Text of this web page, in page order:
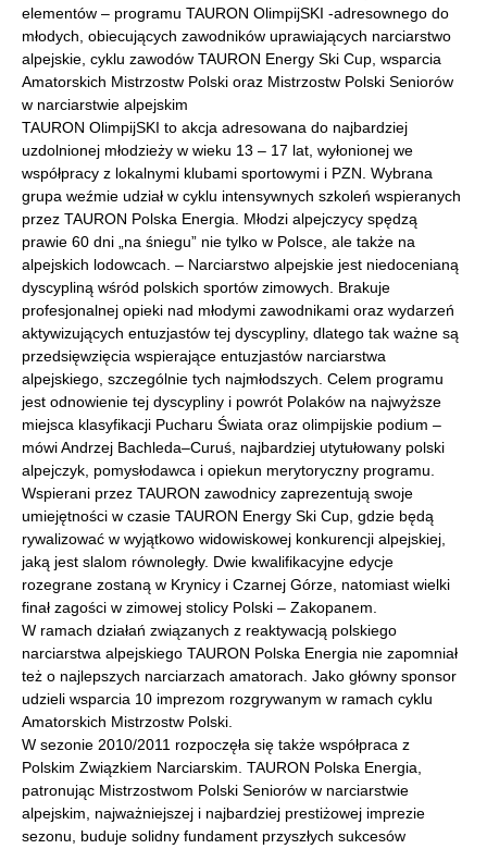
elementów – programu TAURON OlimpijSKI -adresownego do
młodych, obiecujących zawodników uprawiających narciarstwo
alpejskie, cyklu zawodów TAURON Energy Ski Cup, wsparcia
Amatorskich Mistrzostw Polski oraz Mistrzostw Polski Seniorów
w narciarstwie alpejskim
TAURON OlimpijSKI to akcja adresowana do najbardziej
uzdolnionej młodzieży w wieku 13 – 17 lat, wyłonionej we
współpracy z lokalnymi klubami sportowymi i PZN. Wybrana
grupa weźmie udział w cyklu intensywnych szkoleń wspieranych
przez TAURON Polska Energia. Młodzi alpejczycy spędzą
prawie 60 dni „na śniegu” nie tylko w Polsce, ale także na
alpejskich lodowcach. – Narciarstwo alpejskie jest niedocenianą
dyscypliną wśród polskich sportów zimowych. Brakuje
profesjonalnej opieki nad młodymi zawodnikami oraz wydarzeń
aktywizujących entuzjastów tej dyscypliny, dlatego tak ważne są
przedsięwzięcia wspierające entuzjastów narciarstwa
alpejskiego, szczególnie tych najmłodszych. Celem programu
jest odnowienie tej dyscypliny i powrót Polaków na najwyższe
miejsca klasyfikacji Pucharu Świata oraz olimpijskie podium –
mówi Andrzej Bachleda–Curuś, najbardziej utytułowany polski
alpejczyk, pomysłodawca i opiekun merytoryczny programu.
Wspierani przez TAURON zawodnicy zaprezentują swoje
umiejętności w czasie TAURON Energy Ski Cup, gdzie będą
rywalizować w wyjątkowo widowiskowej konkurencji alpejskiej,
jaką jest slalom równoległy. Dwie kwalifikacyjne edycje
rozegrane zostaną w Krynicy i Czarnej Górze, natomiast wielki
finał zagości w zimowej stolicy Polski – Zakopanem.
W ramach działań związanych z reaktywacją polskiego
narciarstwa alpejskiego TAURON Polska Energia nie zapomniał
też o najlepszych narciarzach amatorach. Jako główny sponsor
udzieli wsparcia 10 imprezom rozgrywanym w ramach cyklu
Amatorskich Mistrzostw Polski.
W sezonie 2010/2011 rozpoczęła się także współpraca z
Polskim Związkiem Narciarskim. TAURON Polska Energia,
patronując Mistrzostwom Polski Seniorów w narciarstwie
alpejskim, najważniejszej i najbardziej prestiżowej imprezie
sezonu, buduje solidny fundament przyszłych sukcesów